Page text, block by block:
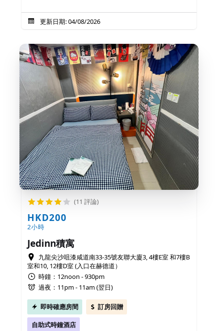
更新日期: 04/08/2026
(11 評論)
HKD200
2小時
Jedinn積寓
九龍尖沙咀漆咸道南33-35號友聯大廈3, 4樓E室 和7樓B
室和10, 12樓D室 (入口在赫德道）
時鐘：12noon - 930pm
過夜：11pm - 11am (翌日)
即時確應房間 訂房回贈
自助式時鐘酒店